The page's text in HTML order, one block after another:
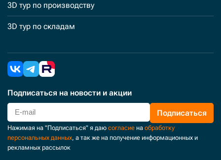
3D тур по производству
3D тур по складам
Подписаться на новости и акции
Подписаться
Нажимая на "Подписаться" я даю согласие на обработку
персональных данных, а так же на получение информационных и
рекламных рассылок